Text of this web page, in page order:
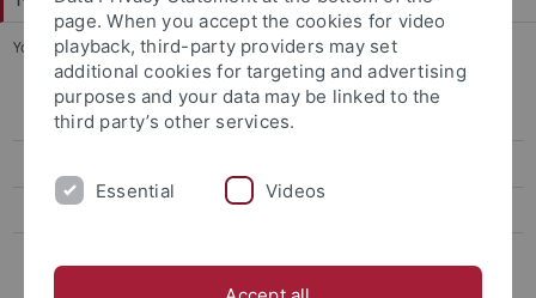
You are here: Startseite ... Autobiographische Schriften
Autobiographische Schriften
Biblische, talmudische und chassidische Schriften
page. When you accept the cookies for video
playback, third-party providers may set
additional cookies for targeting and advertising
purposes and your data may be linked to the
third party’s other services.
Essential Videos